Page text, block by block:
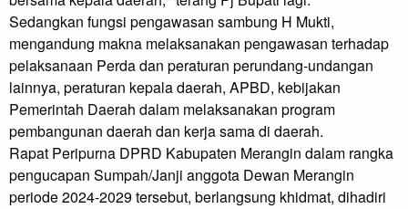
Sedangkan fungsi pengawasan sambung H Mukti,
mengandung makna melaksanakan pengawasan terhadap
pelaksanaan Perda dan peraturan perundang-undangan
lainnya, peraturan kepala daerah, APBD, kebijakan
Pemerintah Daerah dalam melaksanakan program
pembangunan daerah dan kerja sama di daerah.
Rapat Peripurna DPRD Kabupaten Merangin dalam rangka
pengucapan Sumpah/Janji anggota Dewan Merangin
periode 2024-2029 tersebut, berlangsung khidmat, dihadiri